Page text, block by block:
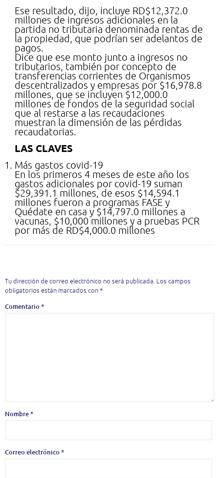
Ese resultado, dijo, incluye RD$12,372.0
millones de ingresos adicionales en la
partida no tributaria denominada rentas de
la propiedad, que podrían ser adelantos de
pagos.
Dice que ese monto junto a ingresos no
tributarios, también por concepto de
transferencias corrientes de Organismos
descentralizados y empresas por $16,978.8
millones, que se incluyen $12,000.0
millones de fondos de la seguridad social
que al restarse a las recaudaciones
muestran la dimensión de las pérdidas
recaudatorias.
LAS CLAVES
Más gastos covid-19
En los primeros 4 meses de este año los
gastos adicionales por covid-19 suman
$29,391.1 millones, de esos $14,594.1
millones fueron a programas FASE y
Quédate en casa y $14,797.0 millones a
vacunas, $10,000 millones y a pruebas PCR
por más de RD$4,000.0 millones
Tu dirección de correo electrónico no será publicada. Los campos
obligatorios están marcados con*
Comentario*
Nombre*
Correo electrónico*